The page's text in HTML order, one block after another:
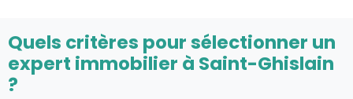
Quels critères pour sélectionner un
expert immobilier à Saint-Ghislain
?